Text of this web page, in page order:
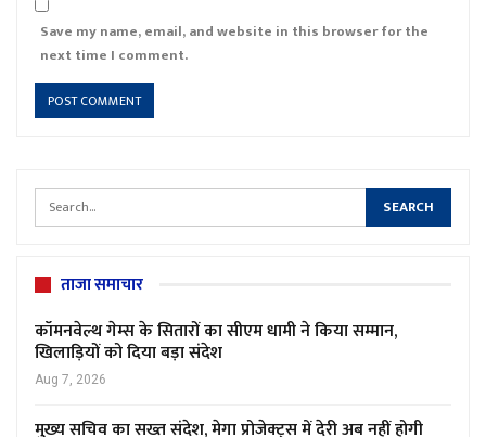
Save my name, email, and website in this browser for the
next time I comment.
ताजा समाचार
कॉमनवेल्थ गेम्स के सितारों का सीएम धामी ने किया सम्मान,
खिलाड़ियों को दिया बड़ा संदेश
Aug 7, 2026
मुख्य सचिव का सख्त संदेश, मेगा प्रोजेक्ट्स में देरी अब नहीं होगी